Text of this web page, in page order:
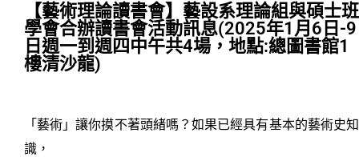
【藝術理論讀書會】藝設系理論組與碩士班
學會合辦讀書會活動訊息(2025年1月6日-9
日週一到週四中午共4場，地點:總圖書館1
樓清沙龍)
「藝術」讓你摸不著頭緒嗎？如果已經具有基本的藝術史知
識，